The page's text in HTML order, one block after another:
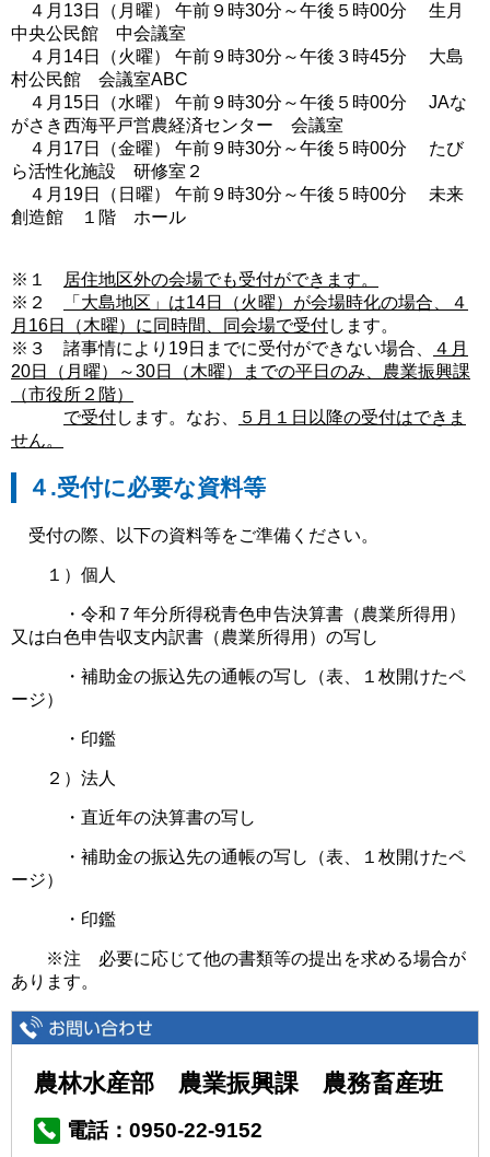
４月13日（月曜） 午前９時30分～午後５時00分 生月
中央公民館 中会議室
４月14日（火曜） 午前９時30分～午後３時45分 大島
村公民館 会議室ABC
４月15日（水曜） 午前９時30分～午後５時00分 JAな
がさき西海平戸営農経済センター 会議室
４月17日（金曜） 午前９時30分～午後５時00分 たび
ら活性化施設 研修室２
４月19日（日曜） 午前９時30分～午後５時00分 未来
創造館 １階 ホール
※１
居住地区外の会場でも受付ができます。
※２
「大島地区」は14日（火曜）が会場時化の場合、４
月16日（木曜）に同時間、同会場で受付します。
※３ 諸事情により19日までに受付ができない場合、
４月
20日（月曜）～30日（木曜）までの平日のみ、農業振興課
（市役所２階）
で受付します。なお、
５月１日以降の受付はできま
せん。
４.受付に必要な資料等
受付の際、以下の資料等をご準備ください。
１）個人
・令和７年分所得税青色申告決算書（農業所得用）
又は白色申告収支内訳書（農業所得用）の写し
・補助金の振込先の通帳の写し（表、１枚開けたペ
ージ）
・印鑑
２）法人
・直近年の決算書の写し
・補助金の振込先の通帳の写し（表、１枚開けたペ
ージ）
・印鑑
※注 必要に応じて他の書類等の提出を求める場合が
あります。
農林水産部 農業振興課 農務畜産班
電話：0950-22-9152